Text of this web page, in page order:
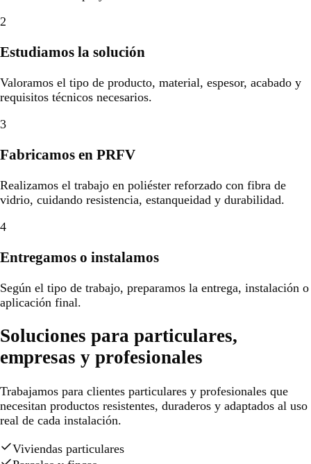
2
Estudiamos la solución
Valoramos el tipo de producto, material, espesor, acabado y
requisitos técnicos necesarios.
3
Fabricamos en PRFV
Realizamos el trabajo en poliéster reforzado con fibra de
vidrio, cuidando resistencia, estanqueidad y durabilidad.
4
Entregamos o instalamos
Según el tipo de trabajo, preparamos la entrega, instalación o
aplicación final.
Soluciones para particulares,
empresas y profesionales
Trabajamos para clientes particulares y profesionales que
necesitan productos resistentes, duraderos y adaptados al uso
real de cada instalación.
Viviendas particulares